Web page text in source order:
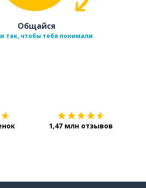
Общайся
так, чтобы тебя понимали
1,47 млн отзывов